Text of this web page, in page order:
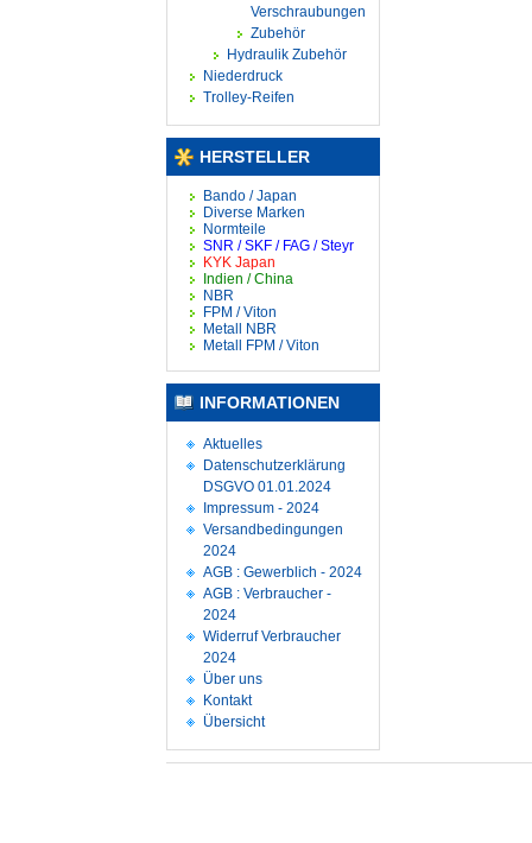
Verschraubungen
Zubehör
Hydraulik Zubehör
Niederdruck
Trolley-Reifen
HERSTELLER
Bando / Japan
Diverse Marken
Normteile
SNR / SKF / FAG / Steyr
KYK Japan
Indien / China
NBR
FPM / Viton
Metall NBR
Metall FPM / Viton
INFORMATIONEN
Aktuelles
Datenschutzerklärung
DSGVO 01.01.2024
Impressum - 2024
Versandbedingungen
2024
AGB : Gewerblich - 2024
AGB : Verbraucher -
2024
Widerruf Verbraucher
2024
Über uns
Kontakt
Übersicht